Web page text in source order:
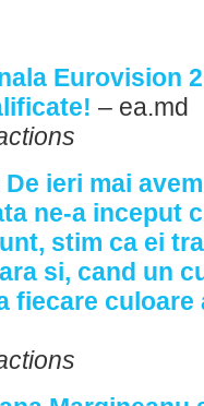
Eurovision
– ea.md
ieri mai
ne-a inceput
stim ca ei
si, cand un
fiecare culoare